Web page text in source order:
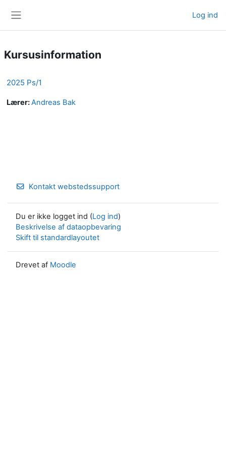
Log ind
Kursusinformation
2025 Ps/1
Lærer:Andreas Bak
Kontakt webstedssupport
Du er ikke logget ind (Log ind)
Beskrivelse af dataopbevaring
Skift til standardlayoutet
Drevet af Moodle